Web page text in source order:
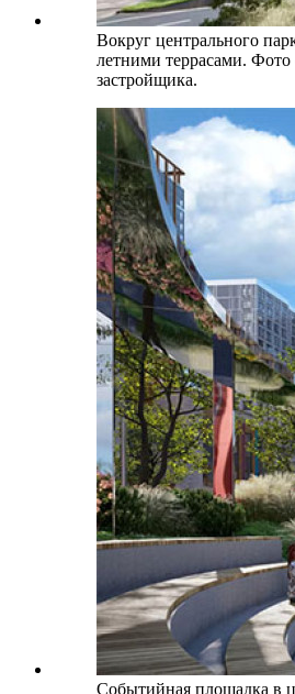
Вокруг центрального
летними террасами. Фото
застройщика.
Событийная площадка в